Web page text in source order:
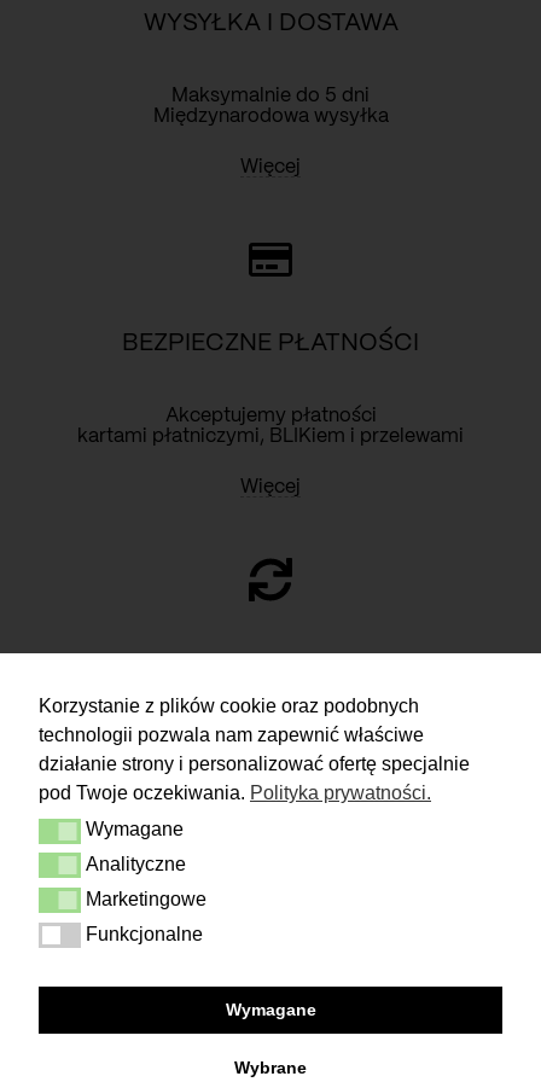
Korzystanie z plików cookie oraz podobnych
technologii pozwala nam zapewnić właściwe
działanie strony i personalizować ofertę specjalnie
pod Twoje oczekiwania. Polityka prywatności.
Wymagane
Wymagane
Analityczne
Analityczne
Marketingowe
Marketingowe
Funkcjonalne
Funkcjonalne
Wymagane
Wybrane
WYSYŁKA I DOSTAWA
Maksymalnie do 5 dni
Międzynarodowa wysyłka
Więcej
BEZPIECZNE PŁATNOŚCI
Akceptujemy płatności
kartami płatniczymi, BLIKiem i przelewami
Więcej
Masz 14 dni na podjęcie
decyzji i spokojne rozważenie zakupu.
Więcej
Dostawa i zwrot
Kontakt
Regulamin
Polityka prywatności